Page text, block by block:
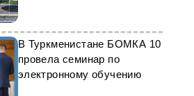
образования
В Туркменистане БОМКА 10
провела семинар по
электронному обучению